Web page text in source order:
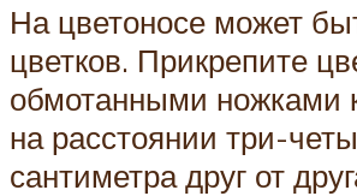
На цветоносе может
цветков. Прикрепите
обмотанными ножками
на расстоянии три-
сантиметра друг от